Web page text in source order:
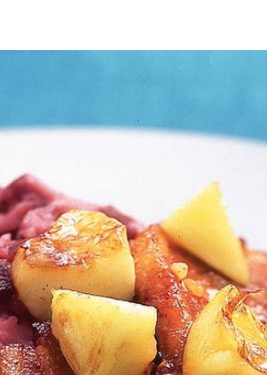
volgens aanwijzing op
Puree met deksel op pan warm
In achtergebleven bakvet appel 2-3
Wat vond je van dit